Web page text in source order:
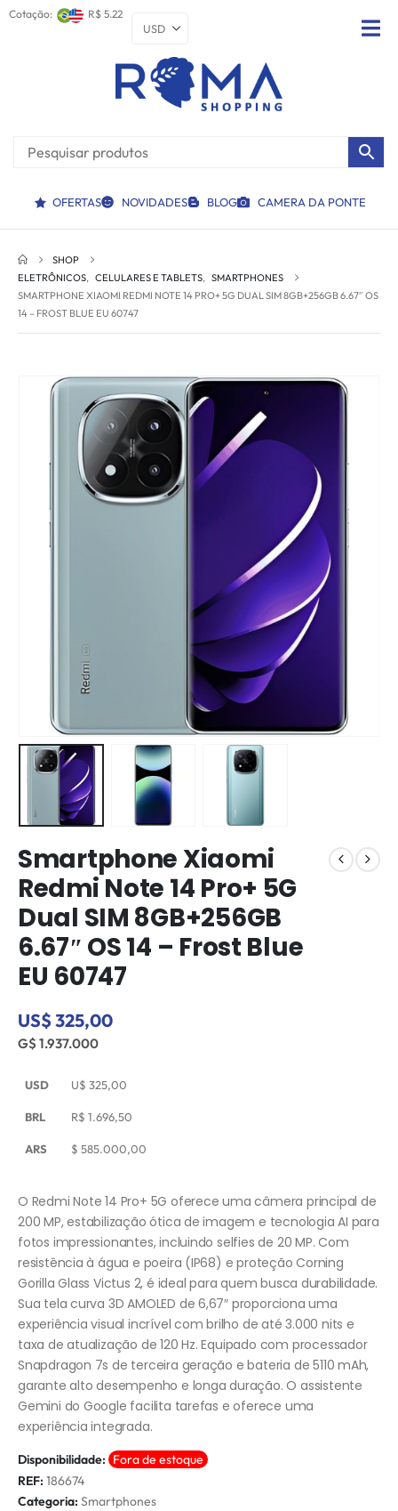
Cotação: R$ 5.22
OFERTAS NOVIDADES BLOG CAMERA DA PONTE
SHOP
ELETRÔNICOS, CELULARES E TABLETS, SMARTPHONES
SMARTPHONE XIAOMI REDMI NOTE 14 PRO+ 5G DUAL SIM 8GB+256GB 6.67″ OS
14 – FROST BLUE EU 60747
Smartphone Xiaomi
Redmi Note 14 Pro+ 5G
Dual SIM 8GB+256GB
6.67″ OS 14 – Frost Blue
EU 60747
US$ 325,00
G$ 1.937.000
USD U$ 325,00
BRL R$ 1.696,50
ARS $ 585.000,00
O Redmi Note 14 Pro+ 5G oferece uma câmera principal de
200 MP, estabilização ótica de imagem e tecnologia AI para
fotos impressionantes, incluindo selfies de 20 MP. Com
resistência à água e poeira (IP68) e proteção Corning
Gorilla Glass Victus 2, é ideal para quem busca durabilidade.
Sua tela curva 3D AMOLED de 6,67″ proporciona uma
experiência visual incrível com brilho de até 3.000 nits e
taxa de atualização de 120 Hz. Equipado com processador
Snapdragon 7s de terceira geração e bateria de 5110 mAh,
garante alto desempenho e longa duração. O assistente
Gemini do Google facilita tarefas e oferece uma
experiência integrada.
Disponibilidade: Fora de estoque
REF: 186674
Categoria: Smartphones